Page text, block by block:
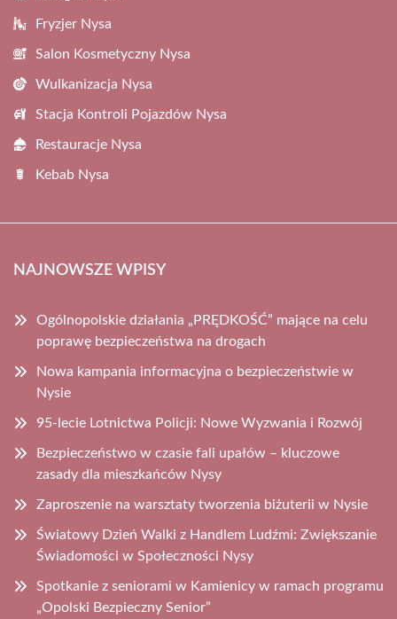
Fryzjer Nysa
Salon Kosmetyczny Nysa
Wulkanizacja Nysa
Stacja Kontroli Pojazdów Nysa
Restauracje Nysa
Kebab Nysa
NAJNOWSZE WPISY
Ogólnopolskie działania „PRĘDKOŚĆ” mające na celu
poprawę bezpieczeństwa na drogach
Nowa kampania informacyjna o bezpieczeństwie w
Nysie
95-lecie Lotnictwa Policji: Nowe Wyzwania i Rozwój
Bezpieczeństwo w czasie fali upałów – kluczowe
zasady dla mieszkańców Nysy
Zaproszenie na warsztaty tworzenia biżuterii w Nysie
Światowy Dzień Walki z Handlem Ludźmi: Zwiększanie
Świadomości w Społeczności Nysy
Spotkanie z seniorami w Kamienicy w ramach programu
„Opolski Bezpieczny Senior”